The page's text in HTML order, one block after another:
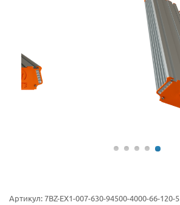
Артикул:7BZ-EX1-007-630-94500-4000-66-120-5